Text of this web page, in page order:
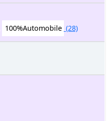
100%Automobile (28)